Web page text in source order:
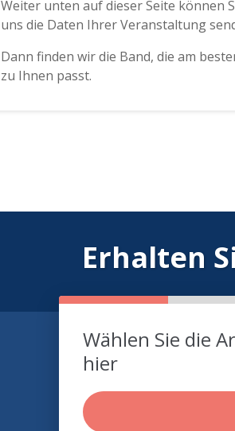
Weiter unten auf dieser Seite können
uns die Daten Ihrer Veranstaltung
Dann finden wir die Band, die am
zu Ihnen passt.
Erhalten
Wählen Sie die
hier